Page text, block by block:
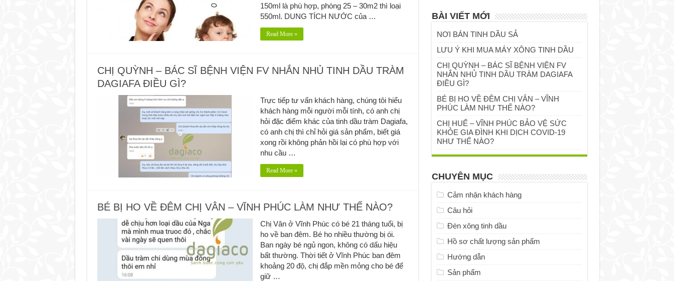
150ml là phù hợp, phòng 25 – 30m2 thì loại
550ml. DUNG TÍCH NƯỚC của …
Read More »
CHỊ QUỲNH – BÁC SĨ BỆNH VIỆN FV NHẮN NHỦ TINH DẦU TRÀM
DAGIAFA ĐIỀU GÌ?
Trực tiếp tư vấn khách hàng, chúng tôi hiểu
khách hàng mỗi người mỗi tính, có anh chị
hỏi đặc điểm khác của tinh dầu tràm Dagiafa,
có anh chị thì chỉ hỏi giá sản phẩm, biết giá
xong rồi không phản hồi lại có phù hợp với
nhu cầu …
Read More »
BÉ BỊ HO VỀ ĐÊM CHỊ VÂN – VĨNH PHÚC LÀM NHƯ THẾ NÀO?
Chị Vân ở Vĩnh Phúc có bé 21 tháng tuổi, bị
ho về ban đêm. Bé ho nhiều thường bị ói.
Ban ngày bé ngủ ngon, không có dấu hiệu
bất thường. Thời tiết ở Vĩnh Phúc ban đêm
khoảng 20 độ, chị đắp mền mỏng cho bé để
giữ …
BÀI VIẾT MỚI
NƠI BÁN TINH DẦU SẢ
LƯU Ý KHI MUA MÁY XÔNG TINH DẦU
CHỊ QUỲNH – BÁC SĨ BỆNH VIỆN FV
NHẮN NHỦ TINH DẦU TRÀM DAGIAFA
ĐIỀU GÌ?
BÉ BỊ HO VỀ ĐÊM CHỊ VÂN – VĨNH
PHÚC LÀM NHƯ THẾ NÀO?
CHỊ HUẾ – VĨNH PHÚC BẢO VỆ SỨC
KHỎE GIA ĐÌNH KHI DỊCH COVID-19
NHƯ THẾ NÀO?
CHUYÊN MỤC
Cảm nhận khách hàng
Câu hỏi
Đèn xông tinh dầu
Hồ sơ chất lượng sản phẩm
Hướng dẫn
Sản phẩm